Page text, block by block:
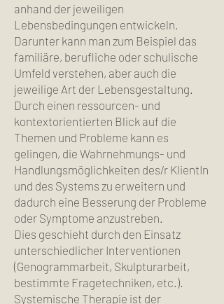
anhand der jeweiligen
Lebensbedingungen entwickeln.
Darunter kann man zum Beispiel das
familiäre, berufliche oder schulische
Umfeld verstehen, aber auch die
jeweilige Art der Lebensgestaltung.
Durch einen ressourcen- und
kontextorientierten Blick auf die
Themen und Probleme kann es
gelingen, die Wahrnehmungs- und
Handlungsmöglichkeiten des/r KlientIn
und des Systems zu erweitern und
dadurch eine Besserung der Probleme
oder Symptome anzustreben.
Dies geschieht durch den Einsatz
unterschiedlicher Interventionen
(Genogrammarbeit, Skulpturarbeit,
bestimmte Fragetechniken, etc.).
Systemische Therapie ist der